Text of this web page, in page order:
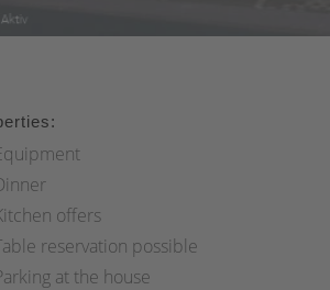
offers
reservation possible
at the house